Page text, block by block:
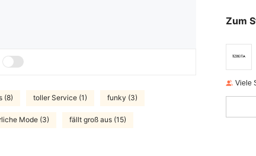
(8) toller Service (1) funky (3)
Mode (3) fällt groß aus (15)
Zum
Viele